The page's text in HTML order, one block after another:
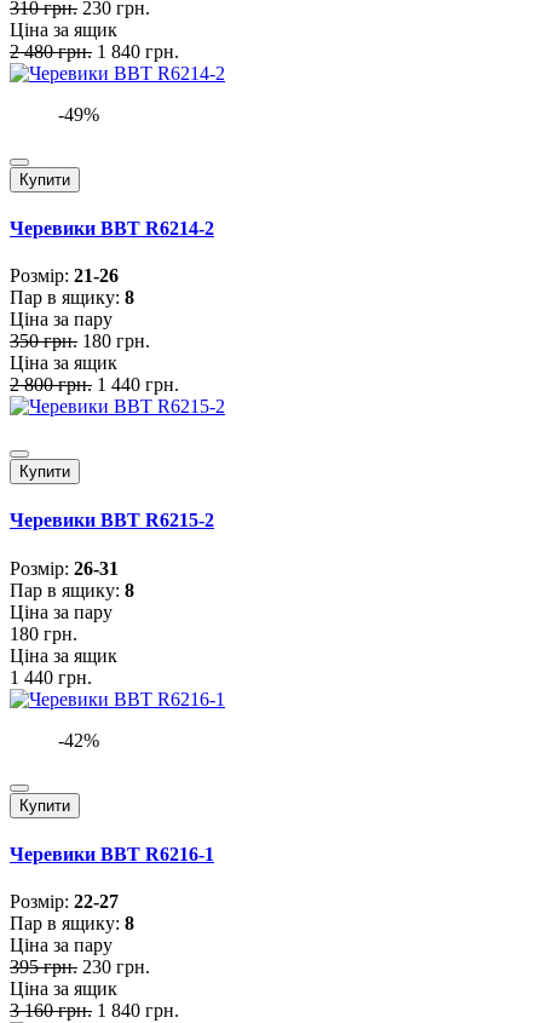
310 грн. 230 грн.
Ціна за ящик
2 480 грн. 1 840 грн.
-49%
Купити
Черевики BBT R6214-2
Розмiр: 21-26
Пар в ящику: 8
Ціна за пару
350 грн. 180 грн.
Ціна за ящик
2 800 грн. 1 440 грн.
Купити
Черевики BBT R6215-2
Розмiр: 26-31
Пар в ящику: 8
Ціна за пару
180 грн.
Ціна за ящик
1 440 грн.
-42%
Купити
Черевики BBT R6216-1
Розмiр: 22-27
Пар в ящику: 8
Ціна за пару
395 грн. 230 грн.
Ціна за ящик
3 160 грн. 1 840 грн.